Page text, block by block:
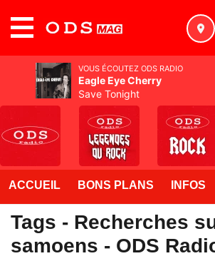
ACCUEIL BONS PLANS INFOS
Tags - Recherches
samoens - ODS
VOUS ÉCOUTEZ ODS RADIO
Eagle Eye Cherry
Save Tonight